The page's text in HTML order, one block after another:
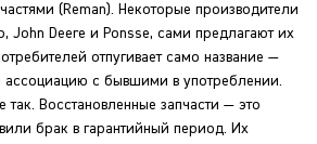
(Reman). Некоторые производители
John Deere и Ponsse, сами предлагают их
отпугивает само название —
ассоциацию с бывшими в употреблении.
так. Восстановленные запчасти — это
брак в гарантийный период. Их